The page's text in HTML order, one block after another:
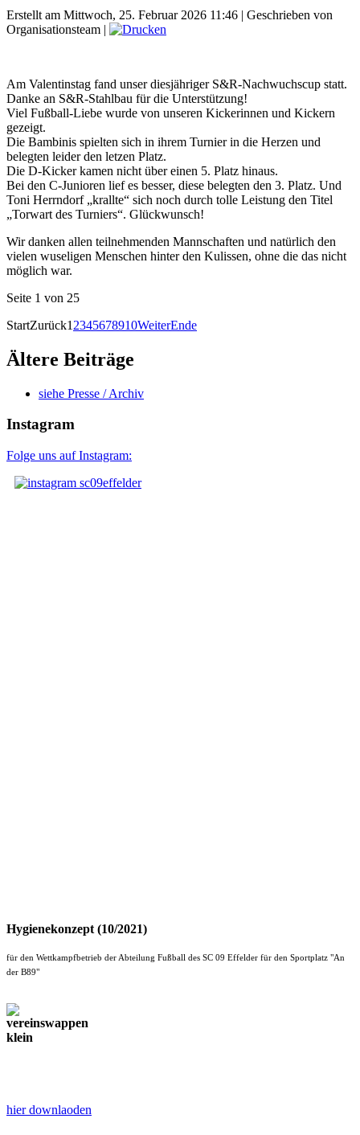
Erstellt am Mittwoch, 25. Februar 2026 11:46 | Geschrieben von
Organisationsteam |
Am Valentinstag fand unser diesjähriger S&R-Nachwuchscup statt.
Danke an S&R-Stahlbau für die Unterstützung!
Viel Fußball-Liebe wurde von unseren Kickerinnen und Kickern
gezeigt.
Die Bambinis spielten sich in ihrem Turnier in die Herzen und
belegten leider den letzen Platz.
Die D-Kicker kamen nicht über einen 5. Platz hinaus.
Bei den C-Junioren lief es besser, diese belegten den 3. Platz. Und
Toni Herrndorf „krallte“ sich noch durch tolle Leistung den Titel
„Torwart des Turniers“. Glückwunsch!
Wir danken allen teilnehmenden Mannschaften und natürlich den
vielen wuseligen Menschen hinter den Kulissen, ohne die das nicht
möglich war.
Seite 1 von 25
StartZurück1 2345678910WeiterEnde
Ältere Beiträge
siehe Presse / Archiv
Instagram
Folge uns auf Instagram:
Hygienekonzept (10/2021)
für den Wettkampfbetrieb der Abteilung Fußball des SC 09 Effelder für den Sportplatz "An
der B89"
hier downlaoden